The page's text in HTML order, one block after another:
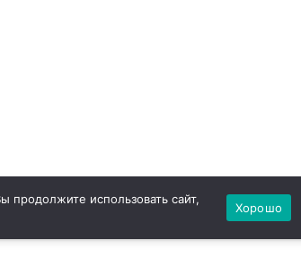
продолжите использовать сайт,
Хорошо